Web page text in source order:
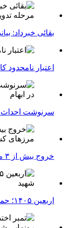
بقائی خبرداد:
اعتبار نامحدود
سرنوشت احداث
خروج بیش از ۳ میلیون و ۳۵۲ هزار زائر از مرزهای کشور
اربعین ۱۴۰۵؛ حماسه‌ای دیگر با سوگ رهبر شهید